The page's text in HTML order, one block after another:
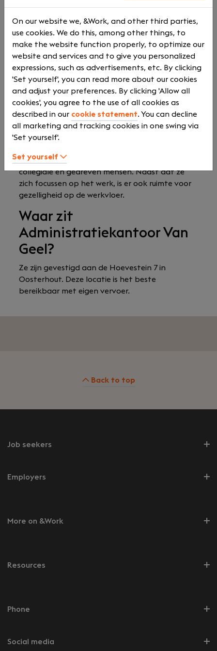
Werken bij
Administratiekantoor Van
Geel
Het kantoor is nog altijd een groeiende
onderneming. Wat betekent dat jij kan
meegroeien, jezelf verder kan ontwikkelen en
kunt bijdragen aan hun toekomstplannen. De
organisatie kenmerkt zich door enerzijds een
informele en collegiale werksfeer en anderzijds
een kwalitatief hoogstaande vorm van
dienstverlening.
Je komt terecht in een team van sociale,
collegiale en gedreven mensen. Naast dat ze
zich focussen op het werk, is er ook ruimte voor
gezelligheid op de werkvloer.
Waar zit
Administratiekantoor Van
Geel?
Ze zijn gevestigd aan de Hoevestein 7 in
Oosterhout. Deze locatie is het beste
bereikbaar met eigen vervoer.
Back to top
Job seekers
Employers
More on &Work
Resources
Phone
Social media
On our website we, &Work, and other third parties,
use cookies. We do this, among other things, to
make the website function properly, to optimize our
website and services and to give you personalized
expressions, such as advertisements, etc. By clicking
'Set yourself', you can read more about our cookies
and adjust your preferences. By clicking 'Allow all
cookies', you agree to the use of all cookies as
described in our cookie statement. You can decline
all marketing and tracking cookies in one swing via
'Set yourself'.
Set yourself